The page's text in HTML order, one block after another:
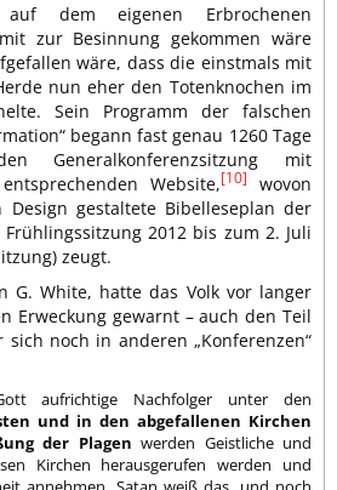
dem eigenen Erbrochenen
zur Besinnung gekommen wäre
wäre, dass die einstmals mit
nun eher den Totenknochen im
Sein Programm der falschen
begann fast genau 1260 Tage
Generalkonferenzsitzung mit
Website,[10]
wovon
gestaltete Bibelleseplan der
2012 bis zum 2. Juli
zeugt.
G. White, hatte das Volk vor langer
Erweckung gewarnt – auch den Teil
sich noch in anderen „Konferenzen“
aufrichtige Nachfolger unter den
und in den abgefallenen Kirchen
der Plagen werden Geistliche und
Kirchen herausgerufen werden und